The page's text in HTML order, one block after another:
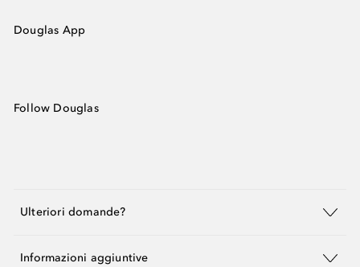
Douglas App
Follow Douglas
Ulteriori domande?
Informazioni aggiuntive